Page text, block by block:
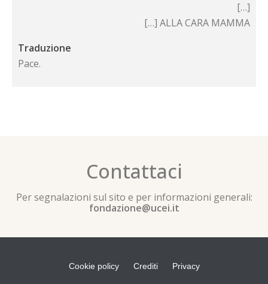
[…]
[…] ALLA CARA MAMMA
Traduzione
Pace.
Contattaci
Per segnalazioni sul sito e per informazioni generali:
fondazione@ucei.it
Cookie policy Crediti Privacy